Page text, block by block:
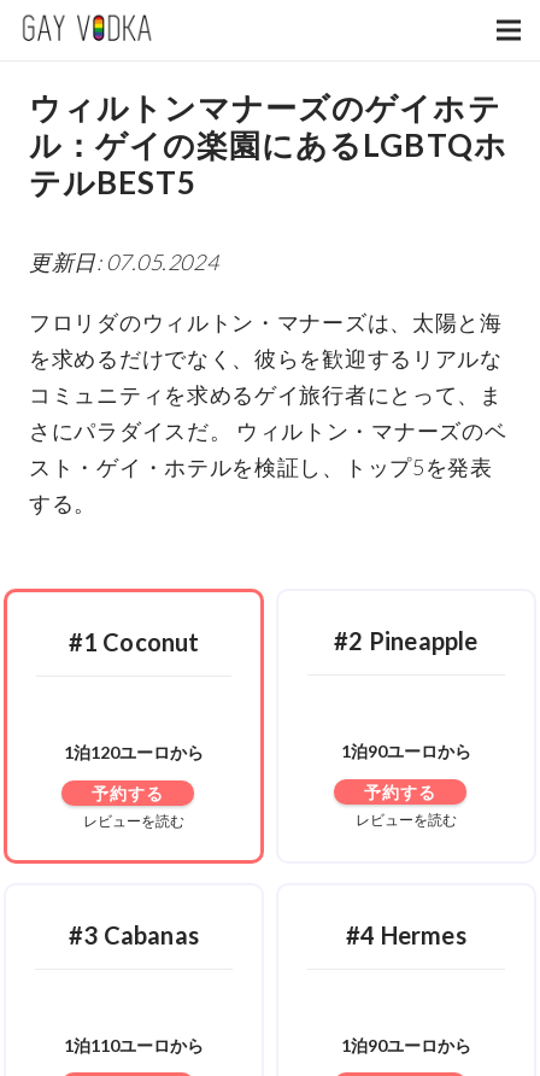
ウィルトンマナーズのゲイホテ
ル：ゲイの楽園にあるLGBTQホ
テルBEST5
更新日: 07.05.2024
フロリダのウィルトン・マナーズは、太陽と海
を求めるだけでなく、彼らを歓迎するリアルな
コミュニティを求めるゲイ旅行者にとって、ま
さにパラダイスだ。 ウィルトン・マナーズのベ
スト・ゲイ・ホテルを検証し、トップ5を発表
する。
#1 Coconut
1泊120ユーロから
予約する
レビューを読む
#2 Pineapple
1泊90ユーロから
予約する
レビューを読む
#3 Cabanas
1泊110ユーロから
#4 Hermes
1泊90ユーロから